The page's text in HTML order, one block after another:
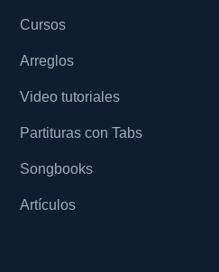
Cursos
Arreglos
Video tutoriales
Partituras con Tabs
Songbooks
Artículos